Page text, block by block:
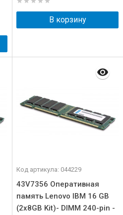
В корзину
Код артикула: 044229
43V7356 Оперативная
память Lenovo IBM 16 GB
(2x8GB Kit)- DIMM 240-pin -